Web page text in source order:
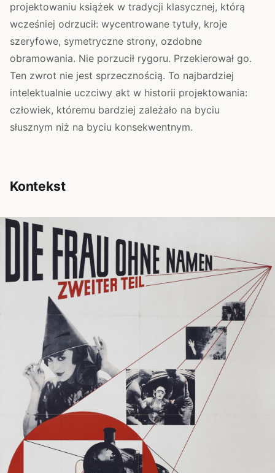
projektowaniu książek w tradycji klasycznej, którą
wcześniej odrzucił: wycentrowane tytuły, kroje
szeryfowe, symetryczne strony, ozdobne
obramowania. Nie porzucił rygoru. Przekierował go.
Ten zwrot nie jest sprzecznością. To najbardziej
intelektualnie uczciwy akt w historii projektowania:
człowiek, któremu bardziej zależało na byciu
słusznym niż na byciu konsekwentnym.
Kontekst